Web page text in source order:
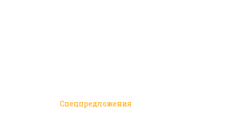
Спецпредложения